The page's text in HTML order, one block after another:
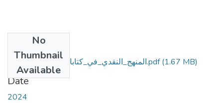
No
Thumbnail
Available
المنهج_النقدي_في_كتابات_خناثة_بن_هاشم.pdf(1.67 MB)
Date
2024